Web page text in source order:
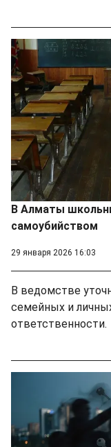
В Алматы
самоубийством
29 января 2026 16:03
В ведомстве
семейных и
ответственности.